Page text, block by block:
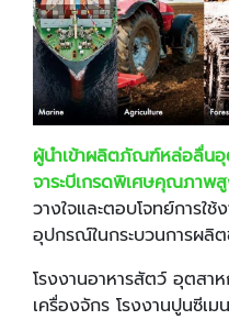
ผู้นำเข้าผลิตภัณฑ์หล่อลื่น
จาระบีเกรดพิเศษคุณภาพ
วางใจและตอบโจทย์การใ
อุปกรณ์ในกระบวนการผลิ
โรงงานอาหารสัตว์ อุตสา
เครื่องจักร โรงงานปูนซีเ